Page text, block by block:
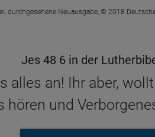
durchgesehene Neuausgabe, © 2018
Jes 48 6 in der
alles an! Ihr aber,
hören und